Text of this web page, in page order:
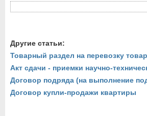
Другие статьи:
Товарный раздел на перевозку
Акт сдачи - приемки научно-
Договор подряда (на выполнение
Договор купли-продажи квартиры